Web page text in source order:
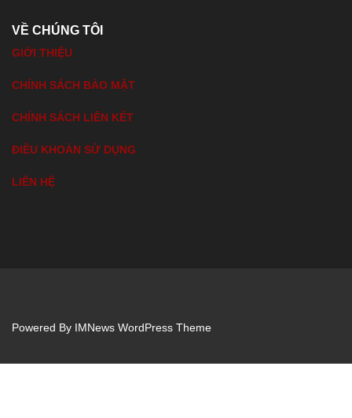
VỀ CHÚNG TÔI
GIỚI THIỆU
CHÍNH SÁCH BẢO MẬT
CHÍNH SÁCH LIÊN KẾT
ĐIỀU KHOẢN SỬ DỤNG
LIÊN HỆ
Powered By IMNews WordPress Theme